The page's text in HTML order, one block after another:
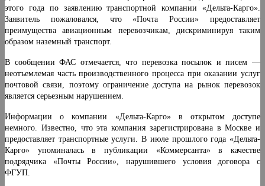
этого года по заявлению транспортной компании «Дельта-Карго».
Заявитель пожаловался, что «Почта России» предоставляет
преимущества авиационным перевозчикам, дискриминируя таким
образом наземный транспорт.
В сообщении ФАС отмечается, что перевозка посылок и писем —
неотъемлемая часть производственного процесса при оказании услуг
почтовой связи, поэтому ограничение доступа на рынок перевозок
является серьезным нарушением.
Информации о компании «Дельта-Карго» в открытом доступе
немного. Известно, что эта компания зарегистрирована в Москве и
предоставляет транспортные услуги. В июле прошлого года «Дельта-
Карго» упоминалась в публикации «Коммерсанта» в качестве
подрядчика «Почты России», нарушившего условия договора с
ФГУП.